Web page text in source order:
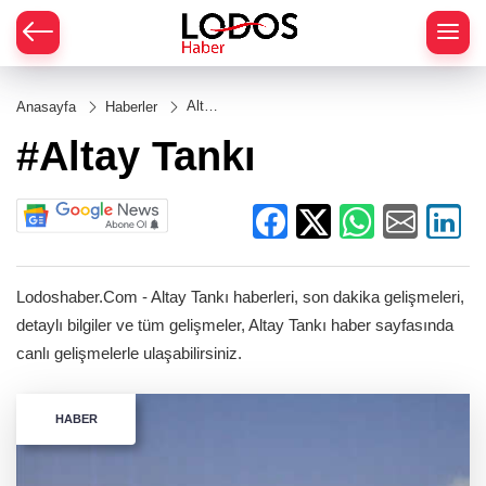
Anasayfa Haberler
Altay
#Altay Tankı
Lodoshaber.Com - Altay Tankı haberleri, son dakika gelişmeleri,
detaylı bilgiler ve tüm gelişmeler, Altay Tankı haber sayfasında
canlı gelişmelerle ulaşabilirsiniz.
HABER